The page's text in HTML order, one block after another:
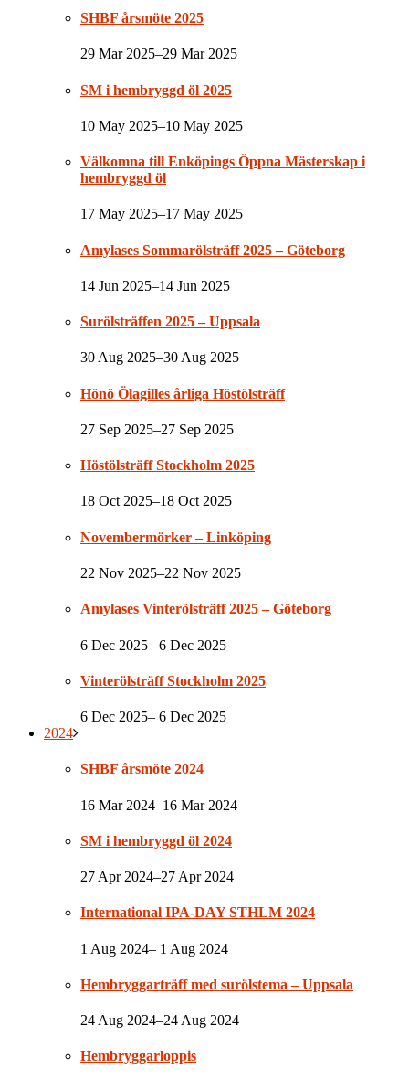
SHBF årsmöte 2025
29 Mar 2025–29 Mar 2025
SM i hembryggd öl 2025
10 May 2025–10 May 2025
Välkomna till Enköpings Öppna Mästerskap i
hembryggd öl
17 May 2025–17 May 2025
Amylases Sommarölsträff 2025 – Göteborg
14 Jun 2025–14 Jun 2025
Surölsträffen 2025 – Uppsala
30 Aug 2025–30 Aug 2025
Hönö Ölagilles årliga Höstölsträff
27 Sep 2025–27 Sep 2025
Höstölsträff Stockholm 2025
18 Oct 2025–18 Oct 2025
Novembermörker – Linköping
22 Nov 2025–22 Nov 2025
Amylases Vinterölsträff 2025 – Göteborg
6 Dec 2025– 6 Dec 2025
Vinterölsträff Stockholm 2025
6 Dec 2025– 6 Dec 2025
2024
SHBF årsmöte 2024
16 Mar 2024–16 Mar 2024
SM i hembryggd öl 2024
27 Apr 2024–27 Apr 2024
International IPA-DAY STHLM 2024
1 Aug 2024– 1 Aug 2024
Hembryggarträff med surölstema – Uppsala
24 Aug 2024–24 Aug 2024
Hembryggarloppis